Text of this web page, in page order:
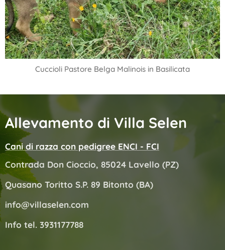
Cuccioli Pastore Belga Malinois in Basilicata
Allevamento di Villa Selen
Cani di razza con pedigree ENCI - FCI
Contrada Don Cioccio, 85024 Lavello (PZ)
Quasano Toritto S.P. 89 Bitonto (BA)
info@villaselen.com
Info tel. 3931177788